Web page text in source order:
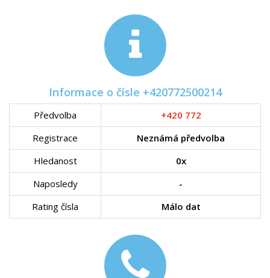
Informace o čísle +420772500214
Předvolba
+420 772
Registrace
Neznámá předvolba
Hledanost
0x
Naposledy
-
Rating čísla
Málo dat